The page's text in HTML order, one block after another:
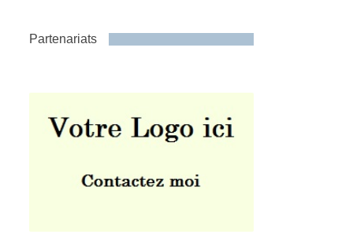
Partenariats